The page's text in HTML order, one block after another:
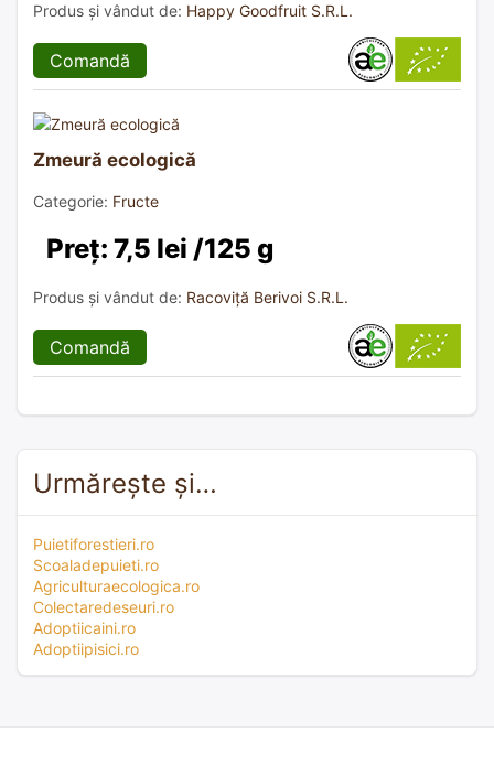
Produs și vândut de: Happy Goodfruit S.R.L.
Comandă
Zmeură ecologică
Categorie: Fructe
Preț: 7,5 lei /125 g
Produs și vândut de: Racoviță Berivoi S.R.L.
Comandă
Urmărește și…
Puietiforestieri.ro
Scoaladepuieti.ro
Agriculturaecologica.ro
Colectaredeseuri.ro
Adoptiicaini.ro
Adoptiipisici.ro